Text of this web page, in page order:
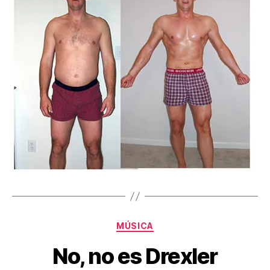
Categorías
MÚSICA
No, no es Drexler